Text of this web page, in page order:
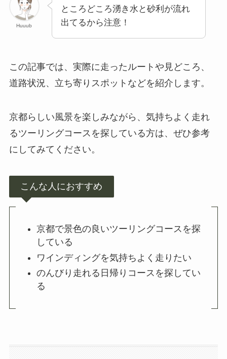
Huuub
ところどころ湧き水と砂利が流れ
出てるから注意！
この記事では、実際に走ったルートや見どころ、
道路状況、立ち寄りスポットなどを紹介します。
京都らしい風景を楽しみながら、気持ちよく走れ
るツーリングコースを探している方は、ぜひ参考
にしてみてください。
こんな人におすすめ
京都で景色の良いツーリングコースを探
している
ワインディングを気持ちよく走りたい
のんびり走れる日帰りコースを探してい
る